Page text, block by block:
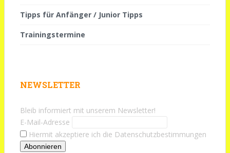
Tipps für Anfänger / Junior Tipps
Trainingstermine
NEWSLETTER
Bleib informiert mit unserem Newsletter!
E-Mail-Adresse
Hiermit akzeptiere ich die Datenschutzbestimmungen